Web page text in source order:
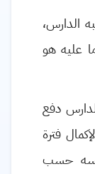
الدارس،
عليه هو
دفع
فترة
حسب